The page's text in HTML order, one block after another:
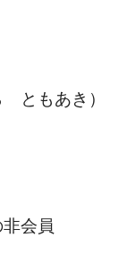
ともあき）
会員